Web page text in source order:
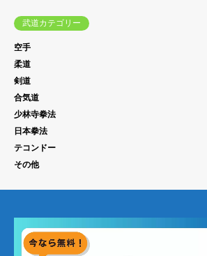
武道カテゴリー
空手
柔道
剣道
合気道
少林寺拳法
日本拳法
テコンドー
その他